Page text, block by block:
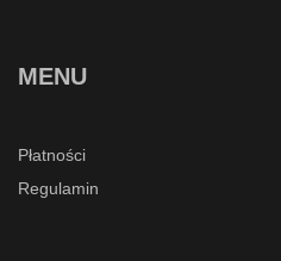
MENU
Płatności
Regulamin